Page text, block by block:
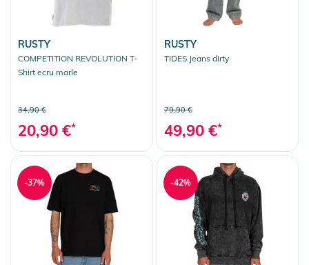
RUSTY
COMPETITION REVOLUTION T-
Shirt ecru marle
34,90 €
20,90 €*
RUSTY
TIDES Jeans dirty
79,90 €
49,90 €*
-37% -42%